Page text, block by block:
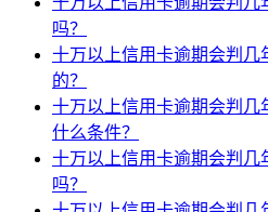
吗？
十万以上信用卡逾期会判几
的？
十万以上信用卡逾期会判几
什么条件？
十万以上信用卡逾期会判几
吗？